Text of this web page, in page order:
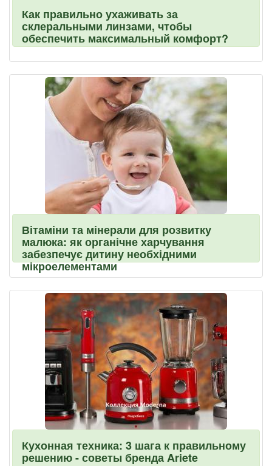
Как правильно ухаживать за
склеральными линзами, чтобы
обеспечить максимальный комфорт?
Вітаміни та мінерали для розвитку
малюка: як органічне харчування
забезпечує дитину необхідними
мікроелементами
Кухонная техника: 3 шага к правильному
решению - советы бренда Ariete